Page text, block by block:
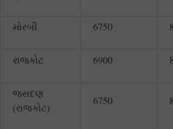
મોરબી 6750
રાજકોટ 6900
જસદણ
(રાજકોટ)
6750